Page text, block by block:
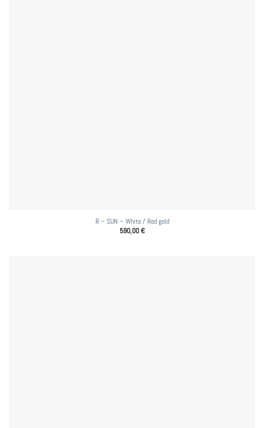
R – SUN – White / Red gold
590,00€